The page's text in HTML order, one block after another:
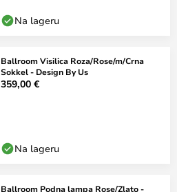
Na lageru
Ballroom Visilica Roza/Rose/m/Crna
Sokkel - Design By Us
359,00 €
Na lageru
Ballroom Podna lampa Rose/Zlato -